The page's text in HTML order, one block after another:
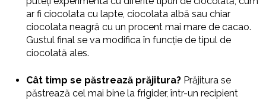
ar fi ciocolata cu lapte, ciocolata albă sau chiar
ciocolata neagră cu un procent mai mare de cacao.
Gustul final se va modifica în funcție de tipul de
ciocolată ales.
Cât timp se păstrează prăjitura? Prăjitura se
păstrează cel mai bine la frigider, într-un recipient